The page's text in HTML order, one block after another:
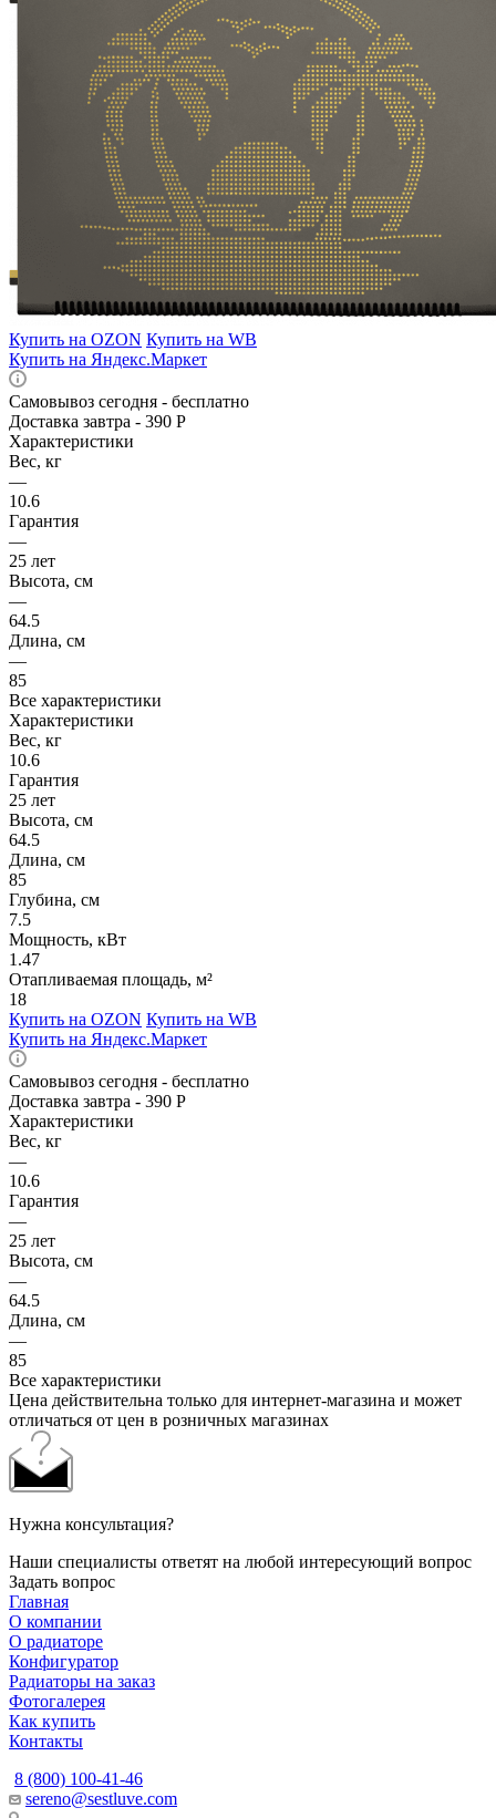
Купить на OZON Купить на WB
Купить на Яндекс.Маркет
Самовывоз сегодня - бесплатно
Доставка завтра - 390 Р
Характеристики
Вес, кг
—
10.6
Гарантия
—
25 лет
Высота, см
—
64.5
Длина, см
—
85
Все характеристики
Характеристики
Вес, кг
10.6
Гарантия
25 лет
Высота, см
64.5
Длина, см
85
Глубина, см
7.5
Мощность, кВт
1.47
Отапливаемая площадь, м²
18
Купить на OZON Купить на WB
Купить на Яндекс.Маркет
Самовывоз сегодня - бесплатно
Доставка завтра - 390 Р
Характеристики
Вес, кг
—
10.6
Гарантия
—
25 лет
Высота, см
—
64.5
Длина, см
—
85
Все характеристики
Цена действительна только для интернет-магазина и может
отличаться от цен в розничных магазинах
Нужна консультация?
Наши специалисты ответят на любой интересующий вопрос
Задать вопрос
Главная
О компании
О радиаторе
Конфигуратор
Радиаторы на заказ
Фотогалерея
Как купить
Контакты
8 (800) 100-41-46
sereno@sestluve.com